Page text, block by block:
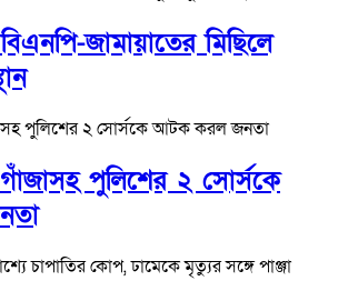
জামায়াতের মিছিলে
পুলিশের ২ সোর্সকে